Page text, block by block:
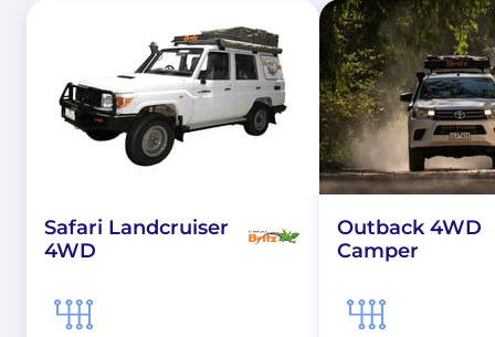
Safari Landcruiser
4WD
Outback 4WD
Camper